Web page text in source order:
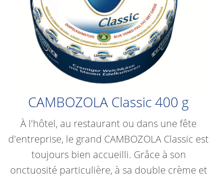
CAMBOZOLA Classic 400 g
À l'hôtel, au restaurant ou dans une fête
d'entreprise, le grand CAMBOZOLA Classic est
toujours bien accueilli. Grâce à son
onctuosité particulière, à sa double crème et